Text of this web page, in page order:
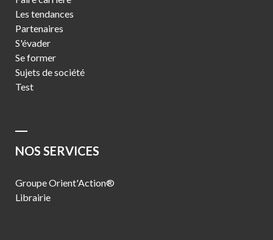
Les tendances
Partenaires
S'évader
Se former
Sujets de société
Test
NOS SERVICES
Groupe Orient'Action®
Librairie